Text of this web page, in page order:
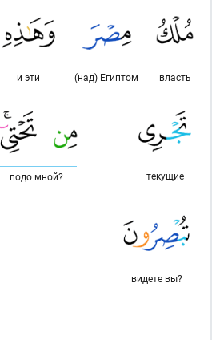
власть
(над) Египтом
и эти
текущие
подо мной?
видете вы?